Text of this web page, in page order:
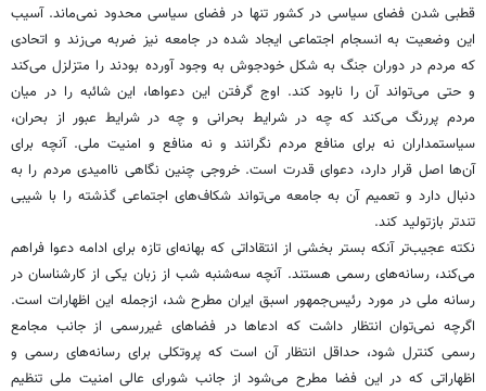
قطبی شدن فضای سیاسی در کشور تنها در فضای سیاسی محدود نمی‌ماند. آسیب
این وضعیت به انسجام اجتماعی ایجاد شده در جامعه نیز ضربه می‌زند و اتحادی
که مردم در دوران جنگ به شکل خودجوش به وجود آورده بودند را متزلزل می‌کند
و حتی می‌تواند آن را نابود کند. اوج گرفتن این دعواها، این شائبه را در میان
مردم پررنگ می‌کند که چه در شرایط بحرانی و چه در شرایط عبور از بحران،
سیاستمداران نه برای منافع مردم نگرانند و نه منافع و امنیت ملی. آنچه برای
آن‌ها اصل قرار دارد، دعوای قدرت است. خروجی چنین نگاهی ناامیدی مردم را به
دنبال دارد و تعمیم آن به جامعه می‌تواند شکاف‌های اجتماعی گذشته را با شیبی
تندتر بازتولید کند.
نکته عجیب‌تر آنکه بستر بخشی از انتقاداتی که بهانه‌ای تازه برای ادامه دعوا فراهم
می‌کند، رسانه‌های رسمی هستند. آنچه سه‌شنبه شب از زبان یکی از کارشناسان در
رسانه ملی در مورد رئیس‌جمهور اسبق ایران مطرح شد، ازجمله این اظهارات است.
اگرچه نمی‌توان انتظار داشت که ادعاها در فضاهای غیررسمی از جانب مجامع
رسمی کنترل شود، حداقل انتظار آن است که پروتکلی برای رسانه‌های رسمی و
اظهاراتی که در این فضا مطرح می‌شود از جانب شورای عالی امنیت ملی تنظیم